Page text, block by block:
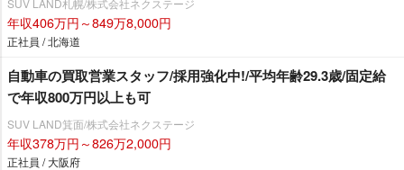
年収406万円～849万8,000円
正社員 / 北海道
自動車の買取営業スタッフ/採用強化中!/平均年齢29.3歳/固定給
で年収800万円以上も可
SUV LAND箕面/株式会社ネクステージ
年収378万円～826万2,000円
正社員 / 大阪府